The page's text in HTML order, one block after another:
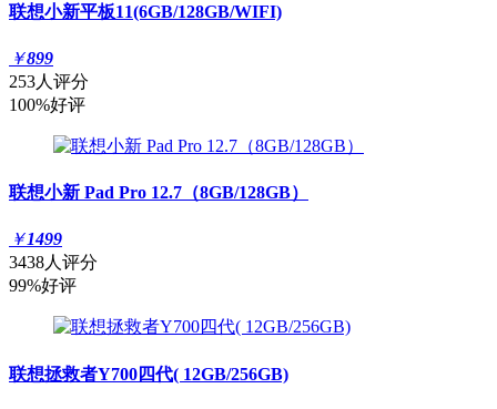
联想小新平板11(6GB/128GB/WIFI)
￥899
253人评分
100%好评
联想小新 Pad Pro 12.7（8GB/128GB）
￥1499
3438人评分
99%好评
联想拯救者Y700四代( 12GB/256GB)